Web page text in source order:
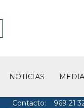
NOTICIAS
Contacto: 969 21